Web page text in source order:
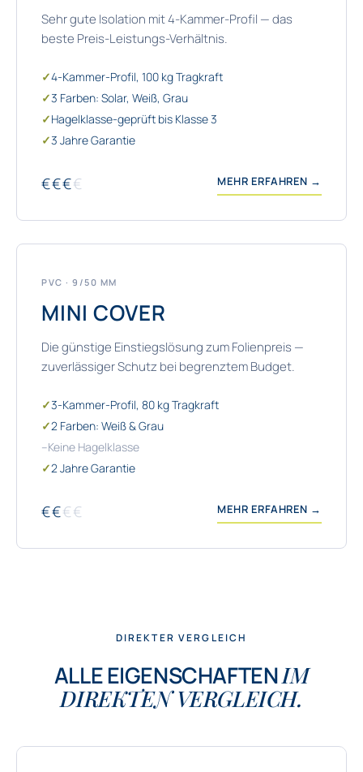
Sehr gute Isolation mit 4-Kammer-Profil — das
beste Preis-Leistungs-Verhältnis.
✓4-Kammer-Profil, 100 kg Tragkraft
✓3 Farben: Solar, Weiß, Grau
✓Hagelklasse-geprüft bis Klasse 3
✓3 Jahre Garantie
€€€€ MEHR ERFAHREN →
PVC · 9/50 MM
MINI COVER
Die günstige Einstiegslösung zum Folienpreis —
zuverlässiger Schutz bei begrenztem Budget.
✓3-Kammer-Profil, 80 kg Tragkraft
✓2 Farben: Weiß & Grau
–Keine Hagelklasse
✓2 Jahre Garantie
€€€€ MEHR ERFAHREN →
DIREKTER VERGLEICH
ALLE EIGENSCHAFTENIM
DIREKTEN VERGLEICH.